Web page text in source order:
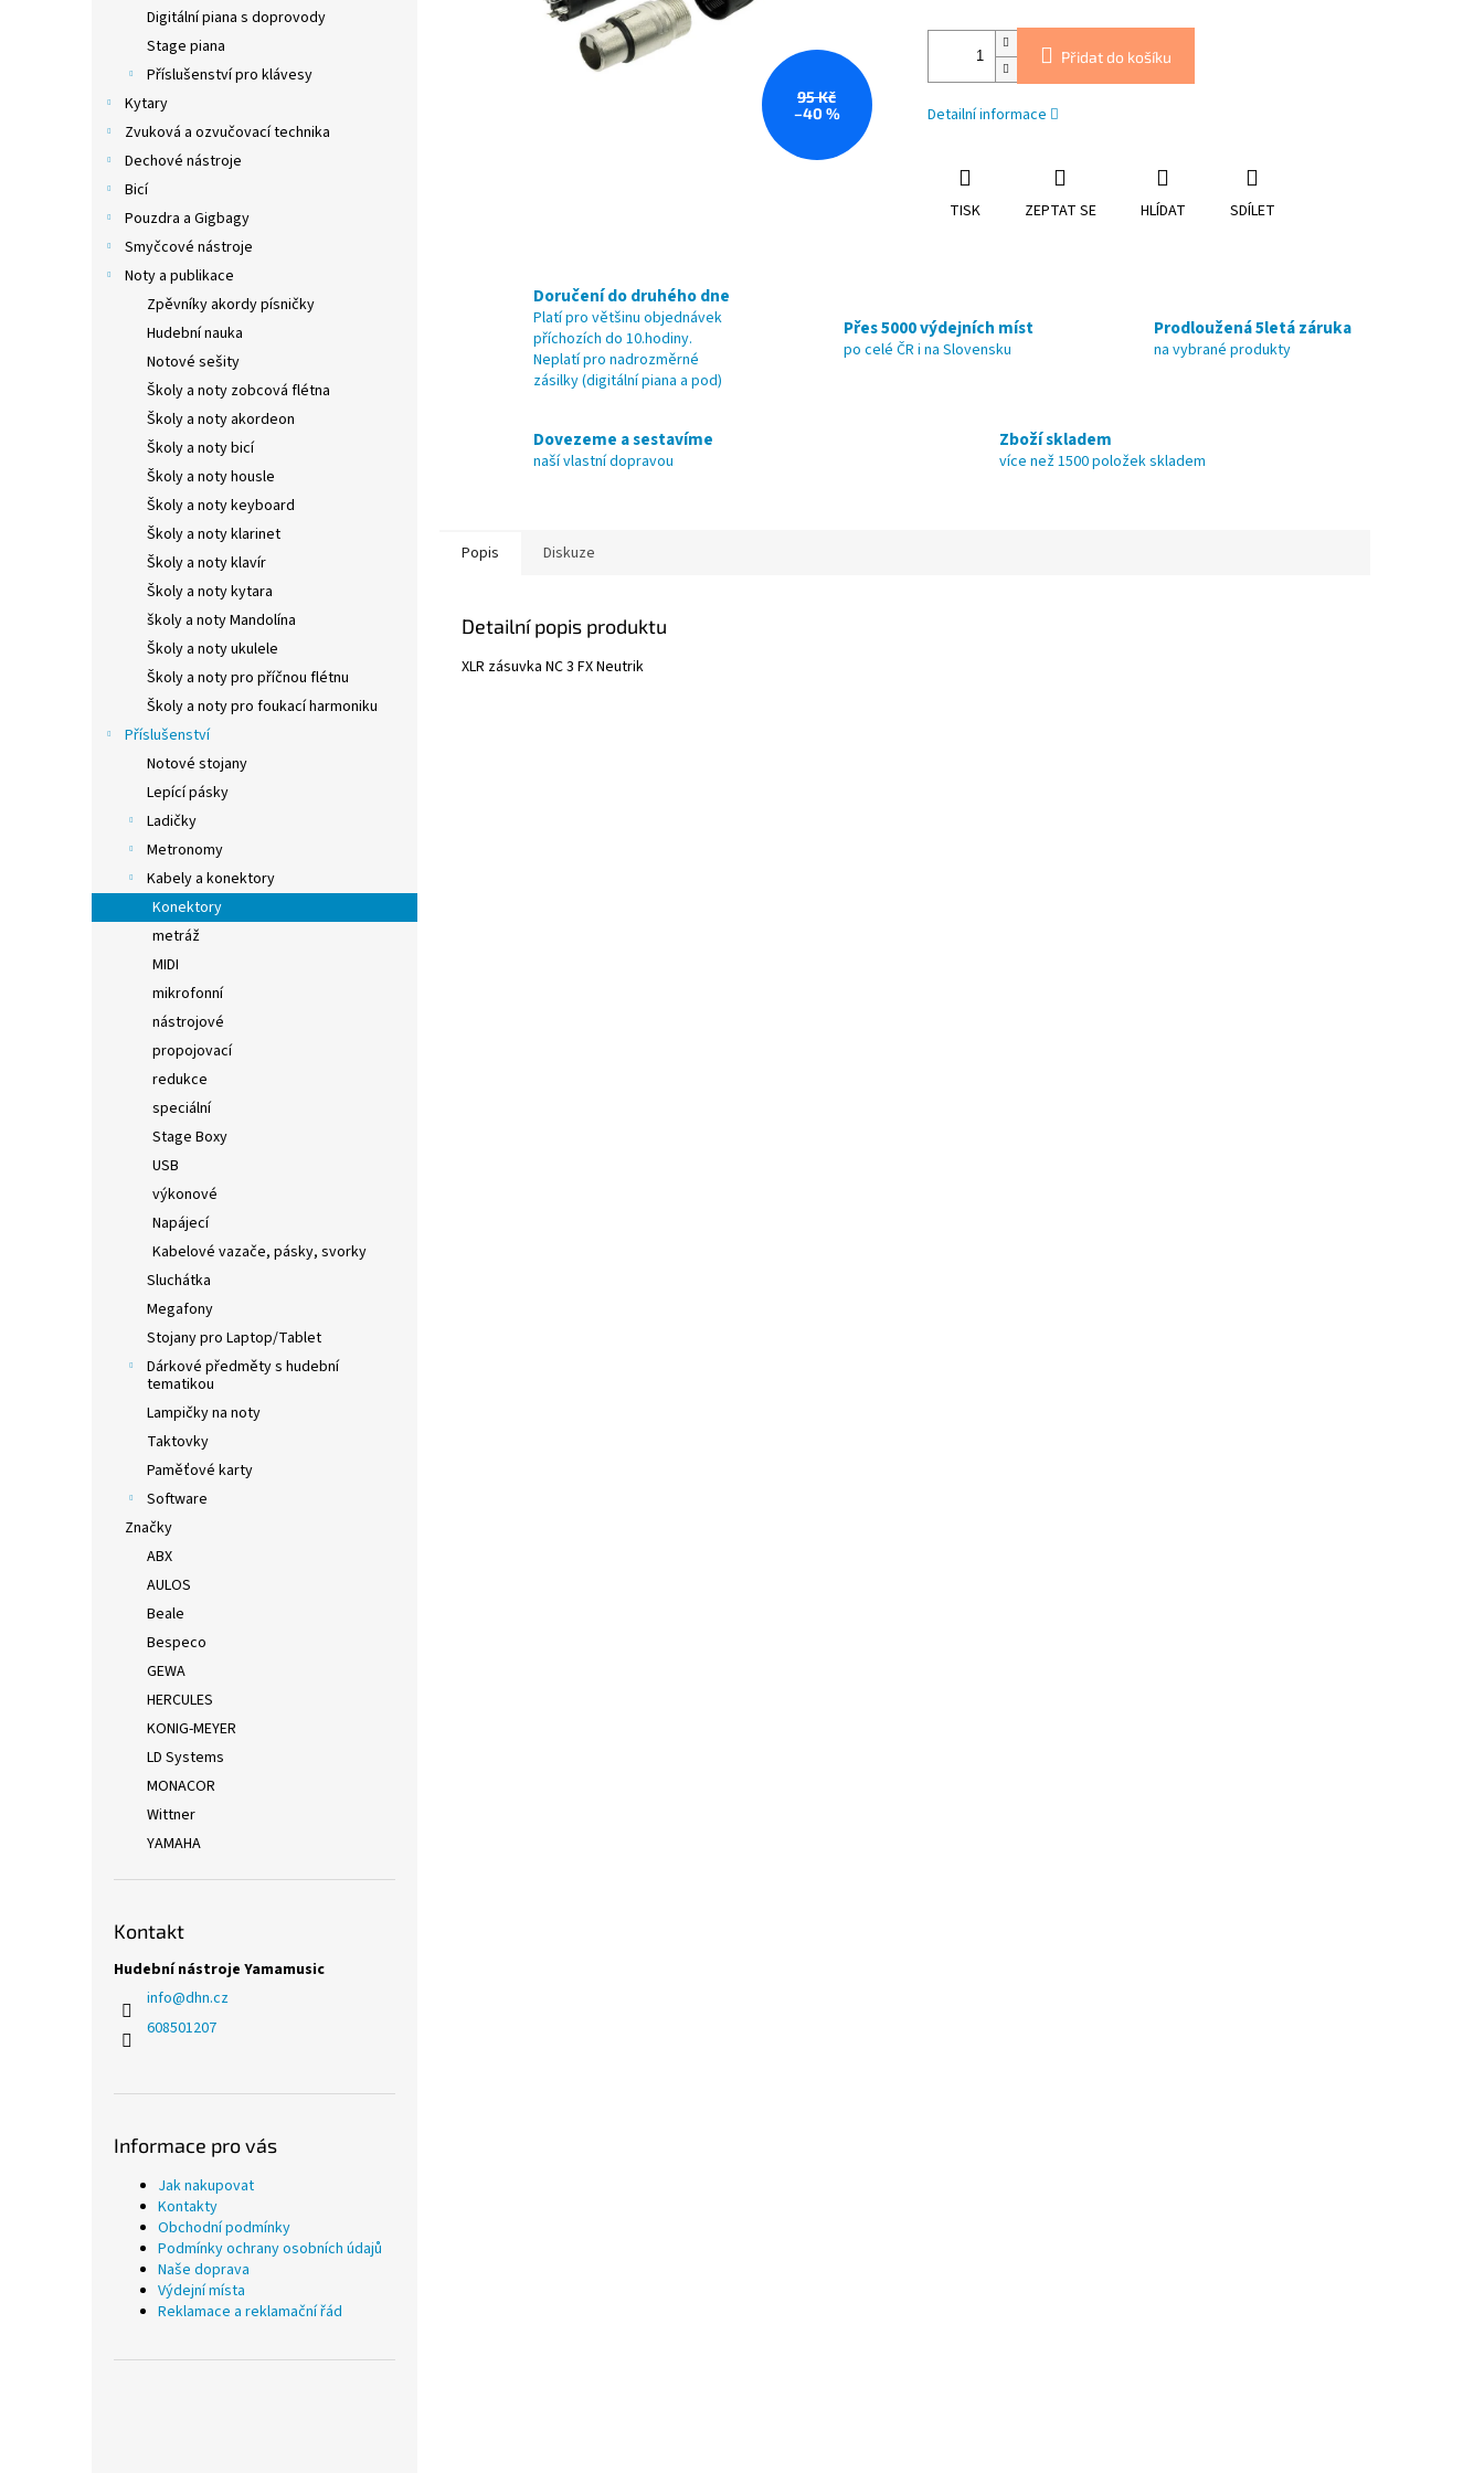
Digitální piana s doprovody
Stage piana
Příslušenství pro klávesy
Kytary
Zvuková a ozvučovací technika
Dechové nástroje
Bicí
Pouzdra a Gigbagy
Smyčcové nástroje
Noty a publikace
Zpěvníky akordy písničky
Hudební nauka
Notové sešity
Školy a noty zobcová flétna
Školy a noty akordeon
Školy a noty bicí
Školy a noty housle
Školy a noty keyboard
Školy a noty klarinet
Školy a noty klavír
Školy a noty kytara
školy a noty Mandolína
Školy a noty ukulele
Školy a noty pro příčnou flétnu
Školy a noty pro foukací harmoniku
Příslušenství
Notové stojany
Lepící pásky
Ladičky
Metronomy
Kabely a konektory
Konektory
metráž
MIDI
mikrofonní
nástrojové
propojovací
redukce
speciální
Stage Boxy
USB
výkonové
Napájecí
Kabelové vazače, pásky, svorky
Sluchátka
Megafony
Stojany pro Laptop/Tablet
Dárkové předměty s hudební
tematikou
Lampičky na noty
Taktovky
Paměťové karty
Software
Značky
ABX
AULOS
Beale
Bespeco
GEWA
HERCULES
KONIG-MEYER
LD Systems
MONACOR
Wittner
YAMAHA
Kontakt
Hudební nástroje Yamamusic
info@dhn.cz
608501207
Informace pro vás
Jak nakupovat
Kontakty
Obchodní podmínky
Podmínky ochrany osobních údajů
Naše doprava
Výdejní místa
Reklamace a reklamační řád
95 Kč
–40 %
Přidat do košíku
Detailní informace
TISK ZEPTAT SE HLÍDAT SDÍLET
Doručení do druhého dne
Platí pro většinu objednávek
příchozích do 10.hodiny.
Neplatí pro nadrozměrné
zásilky (digitální piana a pod)
Přes 5000 výdejních míst
po celé ČR i na Slovensku
Prodloužená 5letá záruka
na vybrané produkty
Dovezeme a sestavíme
naší vlastní dopravou
Zboží skladem
více než 1500 položek skladem
Popis Diskuze
Detailní popis produktu
XLR zásuvka NC 3 FX Neutrik